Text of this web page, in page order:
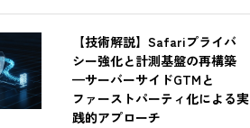
【技術解説】Safariプライバ
シー強化と計測基盤の再構築
—サーバーサイドGTMと
ファーストパーティ化による実
践的アプローチ